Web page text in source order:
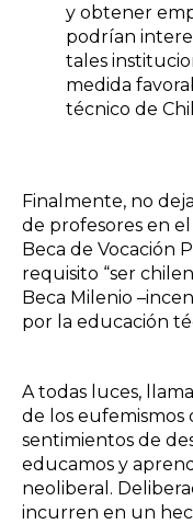
y obtener
podrían
tales
medida
técnico de
Finalmente, no
de profesores en
Beca de Vocación
requisito “ser
Beca Milenio
por la educación
A todas luces,
de los
sentimientos de
educamos y
neoliberal.
incurren en un